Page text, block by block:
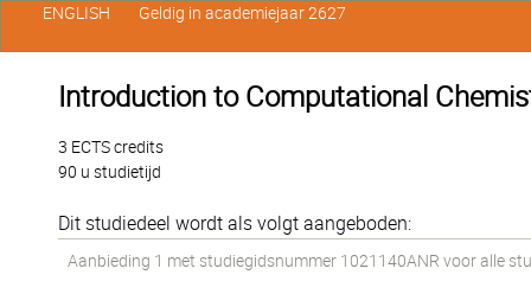
Introduction to Computational
3 ECTS credits
90 u studietijd
Dit studiedeel wordt als volgt aangeboden:
Aanbieding 1 met studiegidsnummer 1021140ANR voor alle
ENGLISH Geldig in academiejaar 2627